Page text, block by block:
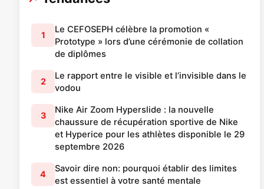
1
Le CEFOSEPH célèbre la promotion «
Prototype » lors d’une cérémonie de collation
de diplômes
2
Le rapport entre le visible et l’invisible dans le
vodou
3
Nike Air Zoom Hyperslide : la nouvelle
chaussure de récupération sportive de Nike
et Hyperice pour les athlètes disponible le 29
septembre 2026
4
Savoir dire non: pourquoi établir des limites
est essentiel à votre santé mentale